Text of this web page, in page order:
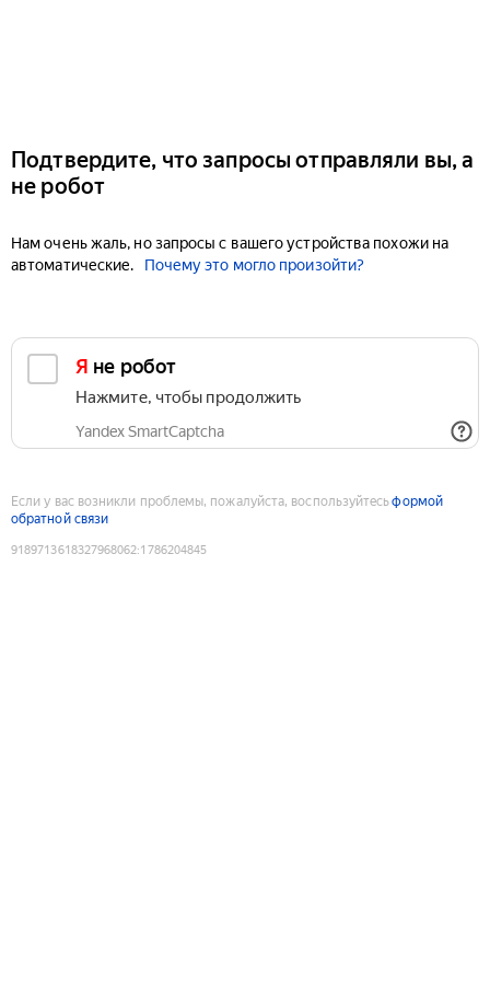
Подтвердите, что запросы отправляли вы, а
не робот
Нам очень жаль, но запросы с вашего устройства похожи на
автоматические.
Почему это могло произойти?
Я не робот
Нажмите, чтобы продолжить
Yandex SmartCaptcha
Если у вас возникли проблемы, пожалуйста, воспользуйтесьформой
обратной связи
9189713618327968062:1786204845